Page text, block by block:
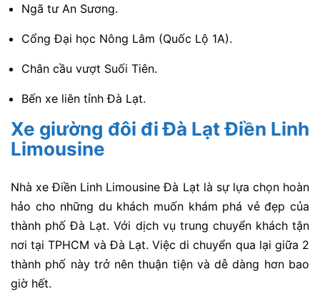
Ngã tư An Sương.
Cổng Đại học Nông Lâm (Quốc Lộ 1A).
Chân cầu vượt Suối Tiên.
Bến xe liên tỉnh Đà Lạt.
Xe giường đôi đi Đà Lạt Điền Linh
Limousine
Nhà xe Điền Linh Limousine Đà Lạt là sự lựa chọn hoàn
hảo cho những du khách muốn khám phá vẻ đẹp của
thành phố Đà Lạt. Với dịch vụ trung chuyển khách tận
nơi tại TPHCM và Đà Lạt. Việc di chuyển qua lại giữa 2
thành phố này trở nên thuận tiện và dễ dàng hơn bao
giờ hết.